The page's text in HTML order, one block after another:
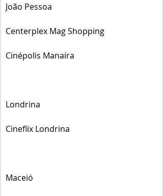
João Pessoa
Centerplex Mag Shopping
Cinépolis Manaíra
Londrina
Cineflix Londrina
Maceió